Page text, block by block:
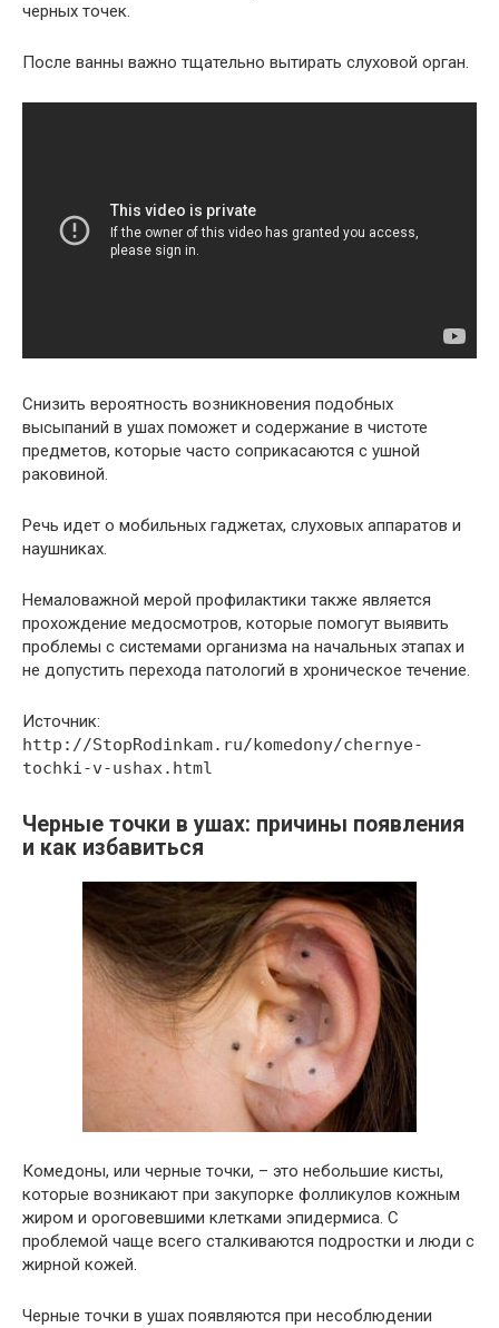
черных точек.
После ванны важно тщательно вытирать слуховой орган.
Снизить вероятность возникновения подобных
высыпаний в ушах поможет и содержание в чистоте
предметов, которые часто соприкасаются с ушной
раковиной.
Речь идет о мобильных гаджетах, слуховых аппаратов и
наушниках.
Немаловажной мерой профилактики также является
прохождение медосмотров, которые помогут выявить
проблемы с системами организма на начальных этапах и
не допустить перехода патологий в хроническое течение.
Источник:
http://StopRodinkam.ru/komedony/chernye-
tochki-v-ushax.html
Черные точки в ушах: причины появления
и как избавиться
Комедоны, или черные точки, – это небольшие кисты,
которые возникают при закупорке фолликулов кожным
жиром и ороговевшими клетками эпидермиса. С
проблемой чаще всего сталкиваются подростки и люди с
жирной кожей.
Черные точки в ушах появляются при несоблюдении